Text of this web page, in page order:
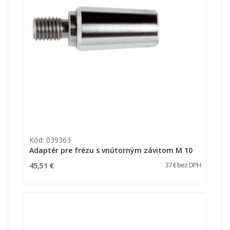
Kód: 039363
Adaptér pre frézu s vnútorným závitom M 10
45,51 € 37 € bez DPH